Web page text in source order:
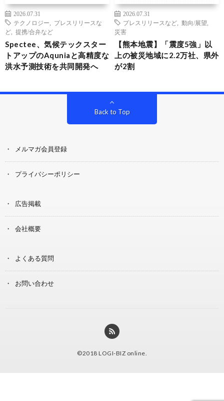
2026.07.31
テクノロジー
プレスリリースな
ど
提携/合弁など
Spectee、気候テックスター
トアップのAquniaと高精度な
洪水予測技術を共同開発へ
2026.07.31
プレスリリースなど
動向/展望
災害
【熊本地震】「震度5強」以
上の被災地域に2.2万社、県外
が2割
Back to Top
メルマガ会員登録
プライバシーポリシー
広告掲載
会社概要
よくある質問
お問い合わせ
©2018 LOGI-BIZ online.